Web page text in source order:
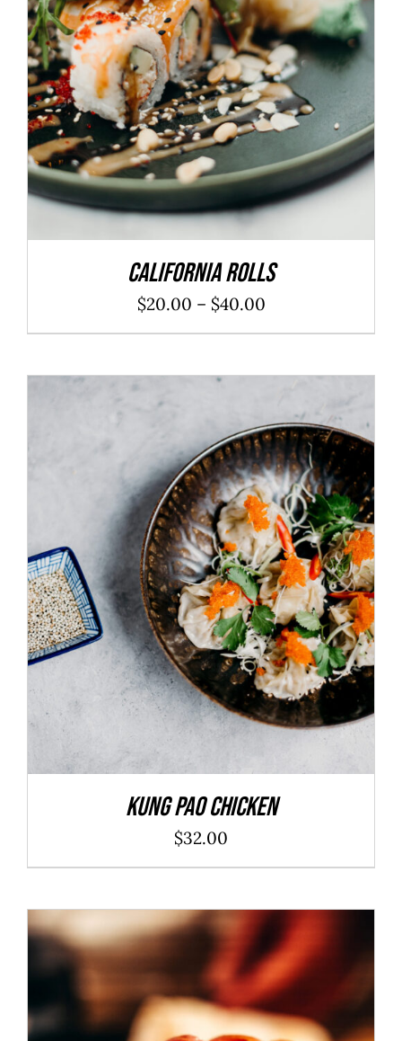
SELECT OPTIONS / DÉTAILS
California Rolls
$20.00 – $40.00
ADD TO CART / DÉTAILS
Kung Pao Chicken
$32.00